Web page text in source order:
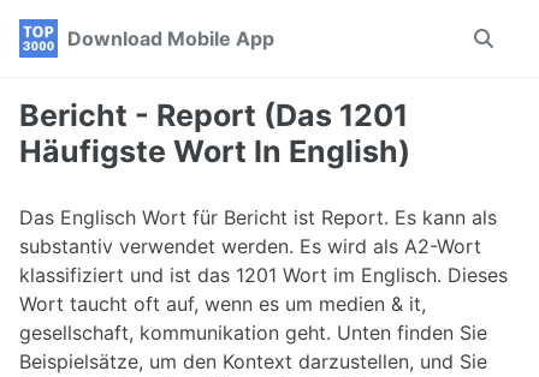
Skip
navigation
Skip
Skip
Download Mobile App
Toggle
Bericht - Report (Das 1201
Häufigste Wort In English)
Das Englisch Wort für Bericht ist Report. Es kann als
substantiv verwendet werden. Es wird als A2-Wort
klassifiziert und ist das 1201 Wort im Englisch. Dieses
Wort taucht oft auf, wenn es um medien & it,
gesellschaft, kommunikation geht. Unten finden Sie
Beispielsätze, um den Kontext darzustellen, und Sie